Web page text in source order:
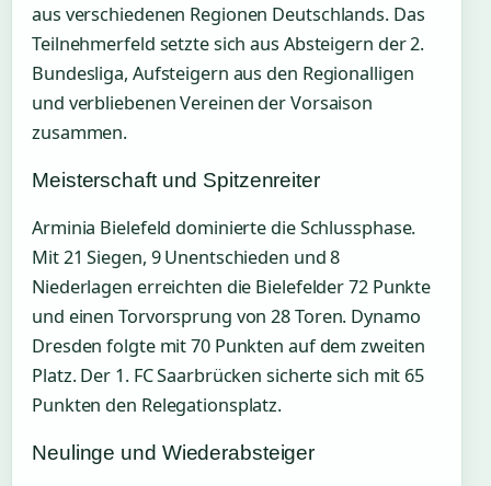
aus verschiedenen Regionen Deutschlands. Das
Teilnehmerfeld setzte sich aus Absteigern der 2.
Bundesliga, Aufsteigern aus den Regionalligen
und verbliebenen Vereinen der Vorsaison
zusammen.
Meisterschaft und Spitzenreiter
Arminia Bielefeld dominierte die Schlussphase.
Mit 21 Siegen, 9 Unentschieden und 8
Niederlagen erreichten die Bielefelder 72 Punkte
und einen Torvorsprung von 28 Toren. Dynamo
Dresden folgte mit 70 Punkten auf dem zweiten
Platz. Der 1. FC Saarbrücken sicherte sich mit 65
Punkten den Relegationsplatz.
Neulinge und Wiederabsteiger